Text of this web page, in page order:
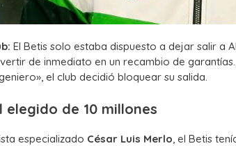
El Betis solo estaba dispuesto a dejar salir a
de inmediato en un recambio de
el club decidió bloquear su salida.
elegido de 10 millones
especializado César Luis Merlo, el Betis